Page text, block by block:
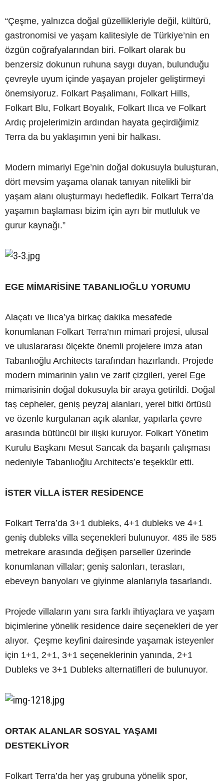
“Çeşme, yalnızca doğal güzellikleriyle değil, kültürü,
gastronomisi ve yaşam kalitesiyle de Türkiye’nin en
özgün coğrafyalarından biri. Folkart olarak bu
benzersiz dokunun ruhuna saygı duyan, bulunduğu
çevreyle uyum içinde yaşayan projeler geliştirmeyi
önemsiyoruz. Folkart Paşalimanı, Folkart Hills,
Folkart Blu, Folkart Boyalık, Folkart Ilıca ve Folkart
Ardıç projelerimizin ardından hayata geçirdiğimiz
Terra da bu yaklaşımın yeni bir halkası.
Modern mimariyi Ege’nin doğal dokusuyla buluşturan,
dört mevsim yaşama olanak tanıyan nitelikli bir
yaşam alanı oluşturmayı hedefledik. Folkart Terra’da
yaşamın başlaması bizim için ayrı bir mutluluk ve
gurur kaynağı.”
EGE MİMARİSİNE TABANLIOĞLU YORUMU
Alaçatı ve Ilıca’ya birkaç dakika mesafede
konumlanan Folkart Terra’nın mimari projesi, ulusal
ve uluslararası ölçekte önemli projelere imza atan
Tabanlıoğlu Architects tarafından hazırlandı. Projede
modern mimarinin yalın ve zarif çizgileri, yerel Ege
mimarisinin doğal dokusuyla bir araya getirildi. Doğal
taş cepheler, geniş peyzaj alanları, yerel bitki örtüsü
ve özenle kurgulanan açık alanlar, yapılarla çevre
arasında bütüncül bir ilişki kuruyor. Folkart Yönetim
Kurulu Başkanı Mesut Sancak da başarılı çalışması
nedeniyle Tabanlıoğlu Architects’e teşekkür etti.
İSTER VİLLA İSTER RESİDENCE
Folkart Terra’da 3+1 dubleks, 4+1 dubleks ve 4+1
geniş dubleks villa seçenekleri bulunuyor. 485 ile 585
metrekare arasında değişen parseller üzerinde
konumlanan villalar; geniş salonları, terasları,
ebeveyn banyoları ve giyinme alanlarıyla tasarlandı.
Projede villaların yanı sıra farklı ihtiyaçlara ve yaşam
biçimlerine yönelik residence daire seçenekleri de yer
alıyor. Çeşme keyfini dairesinde yaşamak isteyenler
için 1+1, 2+1, 3+1 seçeneklerinin yanında, 2+1
Dubleks ve 3+1 Dubleks alternatifleri de bulunuyor.
ORTAK ALANLAR SOSYAL YAŞAMI
DESTEKLİYOR
Folkart Terra’da her yaş grubuna yönelik spor,